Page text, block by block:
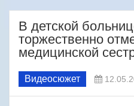
В детской
торжественно
медицинской
Видеосюжет